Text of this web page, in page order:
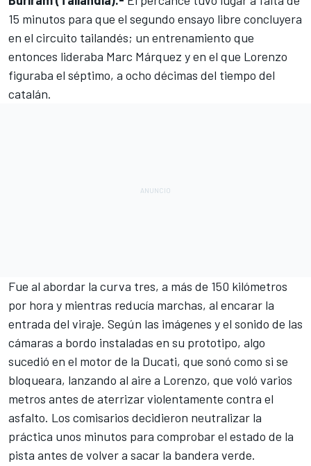
15 minutos para que el segundo ensayo libre concluyera
en el circuito tailandés; un entrenamiento que
entonces lideraba Marc Márquez y en el que Lorenzo
figuraba el séptimo, a ocho décimas del tiempo del
catalán.
Fue al abordar la curva tres, a más de 150 kilómetros
por hora y mientras reducía marchas, al encarar la
entrada del viraje. Según las imágenes y el sonido de las
cámaras a bordo instaladas en su prototipo, algo
sucedió en el motor de la Ducati, que sonó como si se
bloqueara, lanzando al aire a Lorenzo, que voló varios
metros antes de aterrizar violentamente contra el
asfalto. Los comisarios decidieron neutralizar la
práctica unos minutos para comprobar el estado de la
pista antes de volver a sacar la bandera verde.